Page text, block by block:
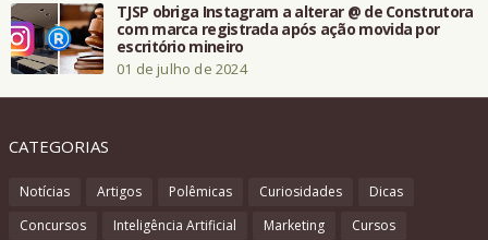
TJSP obriga Instagram a alterar @ de Construtora
com marca registrada após ação movida por
escritório mineiro
01 de julho de 2024
CATEGORIAS
Notícias Artigos Polêmicas Curiosidades
Dicas
Concursos
Inteligência Artificial Marketing
Cursos